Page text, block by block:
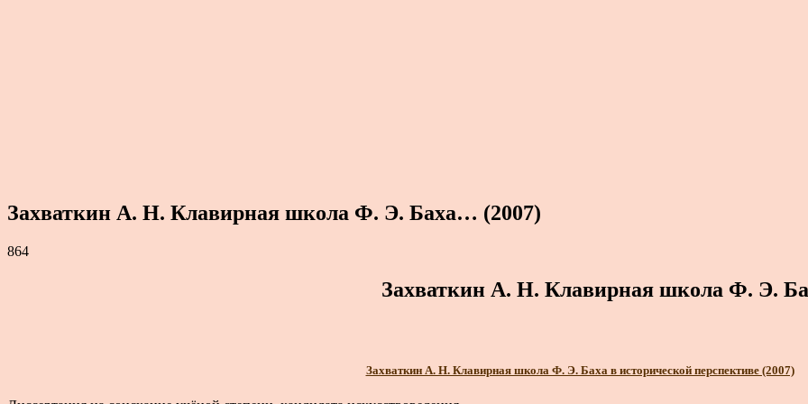
Захваткин А. Н. Клавирная школа Ф. Э. Баха… (2007)
864
Захваткин А. Н. Клавирная школа Ф. Э.
Захваткин А. Н. Клавирная школа Ф. Э. Баха в исторической перспективе (2007)